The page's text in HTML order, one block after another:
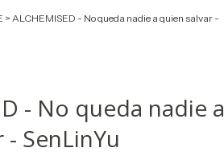
> ALCHEMISED - No queda nadie a quien salvar -
- No queda nadie a
SenLinYu